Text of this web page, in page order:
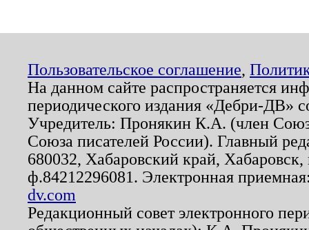
Пользовательское соглашение,
На данном сайте распространяется
периодического издания «Дебри-ДВ»
Учредитель: Пронякин К.А. (член
Союза писателей России). Главный
680032, Хабаровский край,
ф.84212296081. Электронная
dv.com
Редакционный совет электронного